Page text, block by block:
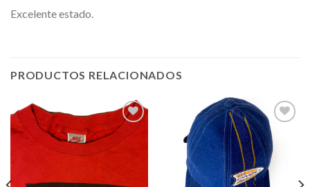
Excelente estado.
PRODUCTOS RELACIONADOS
deseos
Añadir
lista de
deseos